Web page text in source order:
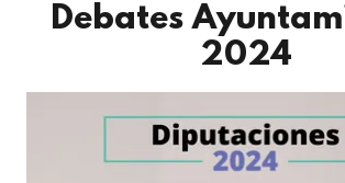
Debates
2024